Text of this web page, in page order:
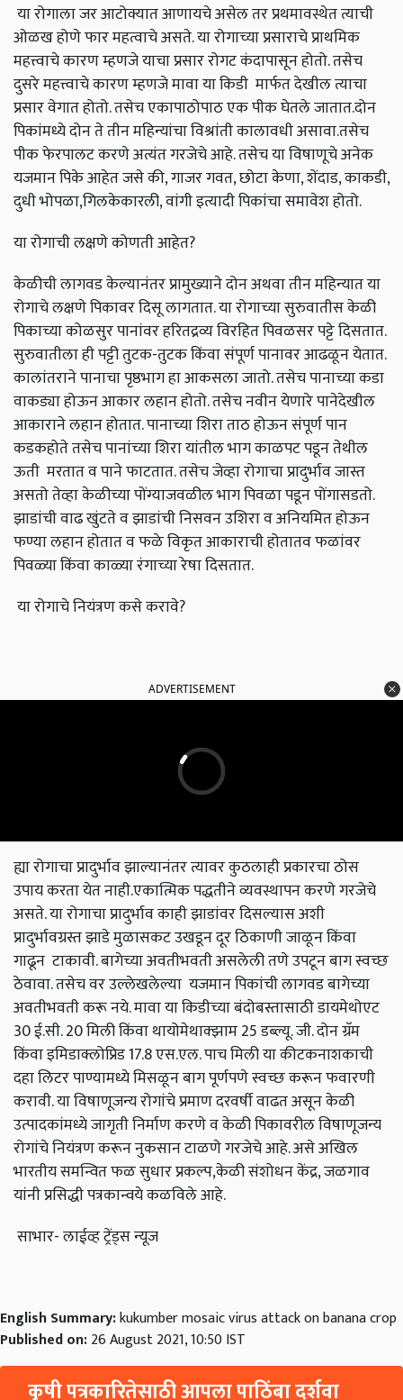
या रोगाला जर आटोक्यात आणायचे असेल तर प्रथमावस्थेत त्याची
ओळख होणे फार महत्वाचे असते. या रोगाच्या प्रसाराचे प्राथमिक
महत्त्वाचे कारण म्हणजे याचा प्रसार रोगट कंदापासून होतो. तसेच
दुसरे महत्त्वाचे कारण म्हणजे मावा या किडी मार्फत देखील त्याचा
प्रसार वेगात होतो. तसेच एकापाठोपाठ एक पीक घेतले जातात.दोन
पिकांमध्ये दोन ते तीन महिन्यांचा विश्रांती कालावधी असावा.तसेच
पीक फेरपालट करणे अत्यंत गरजेचे आहे. तसेच या विषाणूचे अनेक
यजमान पिके आहेत जसे की, गाजर गवत, छोटा केणा, शेंदाड, काकडी,
दुधी भोपळा,गिलकेकारली, वांगी इत्यादी पिकांचा समावेश होतो.
या रोगाची लक्षणे कोणती आहेत?
केळीची लागवड केल्यानंतर प्रामुख्याने दोन अथवा तीन महिन्यात या
रोगाचे लक्षणे पिकावर दिसू लागतात. या रोगाच्या सुरुवातीस केळी
पिकाच्या कोळसुर पानांवर हरितद्रव्य विरहित पिवळसर पट्टे दिसतात.
सुरुवातीला ही पट्टी तुटक-तुटक किंवा संपूर्ण पानावर आढळून येतात.
कालांतराने पानाचा पृष्ठभाग हा आकसला जातो. तसेच पानाच्या कडा
वाकड्या होऊन आकार लहान होतो. तसेच नवीन येणारे पानेदेखील
आकाराने लहान होतात. पानाच्या शिरा ताठ होऊन संपूर्ण पान
कडकहोते तसेच पानांच्या शिरा यांतील भाग काळपट पडून तेथील
ऊती मरतात व पाने फाटतात. तसेच जेव्हा रोगाचा प्रादुर्भाव जास्त
असतो तेव्हा केळीच्या पोंग्याजवळील भाग पिवळा पडून पोंगासडतो.
झाडांची वाढ खुंटते व झाडांची निसवन उशिरा व अनियमित होऊन
फण्या लहान होतात व फळे विकृत आकाराची होतातव फळांवर
पिवळ्या किंवा काळ्या रंगाच्या रेषा दिसतात.
या रोगाचे नियंत्रण कसे करावे?
ADVERTISEMENT
ह्या रोगाचा प्रादुर्भाव झाल्यानंतर त्यावर कुठलाही प्रकारचा ठोस
उपाय करता येत नाही.एकात्मिक पद्धतीने व्यवस्थापन करणे गरजेचे
असते. या रोगाचा प्रादुर्भाव काही झाडांवर दिसल्यास अशी
प्रादुर्भावग्रस्त झाडे मुळासकट उखडून दूर ठिकाणी जाळून किंवा
गाढून टाकावी. बागेच्या अवतीभवती असलेली तणे उपटून बाग स्वच्छ
ठेवावा. तसेच वर उल्लेखलेल्या यजमान पिकांची लागवड बागेच्या
अवतीभवती करू नये. मावा या किडीच्या बंदोबस्तासाठी डायमेथोएट
30 ई.सी. 20 मिली किंवा थायोमेथाक्झाम 25 डब्ल्यू. जी. दोन ग्रॅम
किंवा इमिडाक्लोप्रिड 17.8 एस.एल. पाच मिली या कीटकनाशकाची
दहा लिटर पाण्यामध्ये मिसळून बाग पूर्णपणे स्वच्छ करून फवारणी
करावी. या विषाणूजन्य रोगांचे प्रमाण दरवर्षी वाढत असून केळी
उत्पादकांमध्ये जागृती निर्माण करणे व केळी पिकावरील विषाणूजन्य
रोगांचे नियंत्रण करून नुकसान टाळणे गरजेचे आहे. असे अखिल
भारतीय समन्वित फळ सुधार प्रकल्प,केळी संशोधन केंद्र, जळगाव
यांनी प्रसिद्धी पत्रकान्वये कळविले आहे.
साभार- लाईव्ह ट्रेंड्स न्यूज
English Summary:kukumber mosaic virus attack on banana crop
Published on:26 August 2021, 10:50 IST
कृषी पत्रकारितेसाठी आपला पाठिंबा दर्शवा